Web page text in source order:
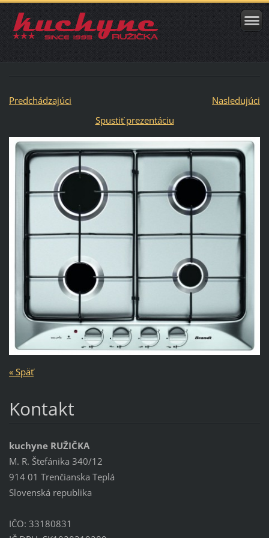
Predchádzajúci
Nasledujúci
Spustiť prezentáciu
« Späť
Kontakt
kuchyne RUŽIČKA
M. R. Štefánika 340/12
914 01 Trenčianska Teplá
Slovenská republika
IČO: 33180831